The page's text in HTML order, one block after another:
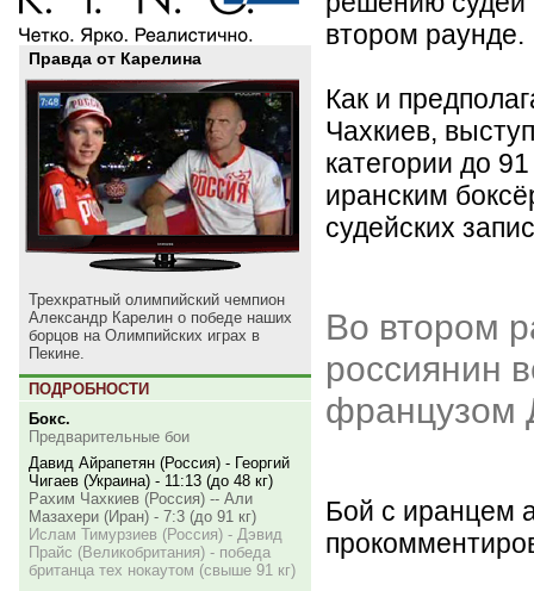
Правда от Карелина
Трехкратный олимпийский чемпион
Александр Карелин о победе наших
борцов на Олимпийских играх в
Пекине.
ПОДРОБНОСТИ
Бокс.
Предварительные бои
Давид Айрапетян (Россия) - Георгий
Чигаев (Украина) - 11:13 (до 48 кг)
Рахим Чахкиев (Россия) -- Али
Мазахери (Иран) - 7:3 (до 91 кг)
Ислам Тимурзиев (Россия) - Дэвид
Прайс (Великобритания) - победа
британца тех нокаутом (свыше 91 кг)
втором раунде.
Как и
Чахкиев,
категории до
иранским
судейских
Во втором
россиянин
французом
Бой с иранцем